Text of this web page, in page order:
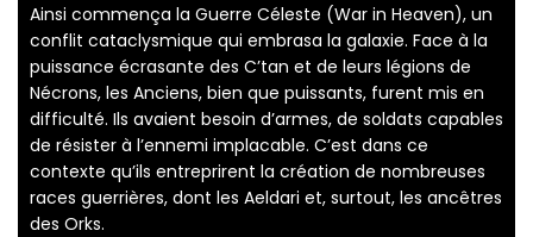
Ainsi commença la Guerre Céleste (War in Heaven), un
conflit cataclysmique qui embrasa la galaxie. Face à la
puissance écrasante des C’tan et de leurs légions de
Nécrons, les Anciens, bien que puissants, furent mis en
difficulté. Ils avaient besoin d’armes, de soldats capables
de résister à l’ennemi implacable. C’est dans ce
contexte qu’ils entreprirent la création de nombreuses
races guerrières, dont les Aeldari et, surtout, les ancêtres
des Orks.